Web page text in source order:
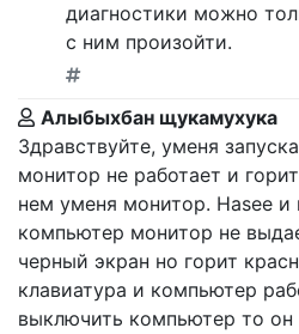
диагностики можно
с ним произойти.
Алыбыхбан щукамухука
Здравствуйте, уменя
монитор не работает и
нем уменя монитор. Hasee и
компьютер монитор не
черный экран но горит
клавиатура и компьютер
выключить компьютер то он